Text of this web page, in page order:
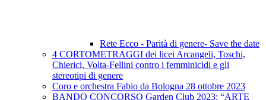
Rete Ecco - Parità di genere- Save the date
4 CORTOMETRAGGI dei licei Arcangeli, Toschi,
Chierici, Volta-Fellini contro i femminicidi e gli
stereotipi di genere
Coro e orchestra Fabio da Bologna 28 ottobre 2023
BANDO CONCORSO Garden Club 2023: “ARTE